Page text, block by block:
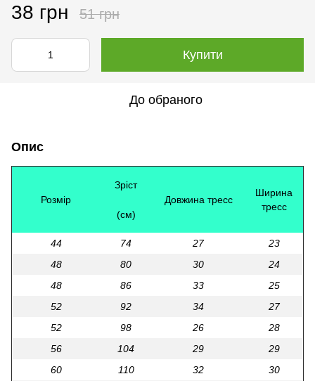
38 грн 51 грн
Купити
До обраного
Опис
Розмір
Зріст
(см)
Довжина тресс
Ширина
тресс
44 74 27
23
48
80 30
24
48
86 33
25
52
92 34
27
52
98 26
28
56
104 29
29
60
110 32
30